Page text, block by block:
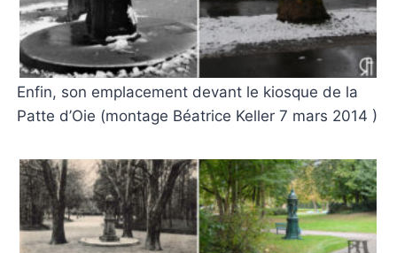
Enfin, son emplacement devant le kiosque de la
Patte d’Oie (montage Béatrice Keller 7 mars 2014 )